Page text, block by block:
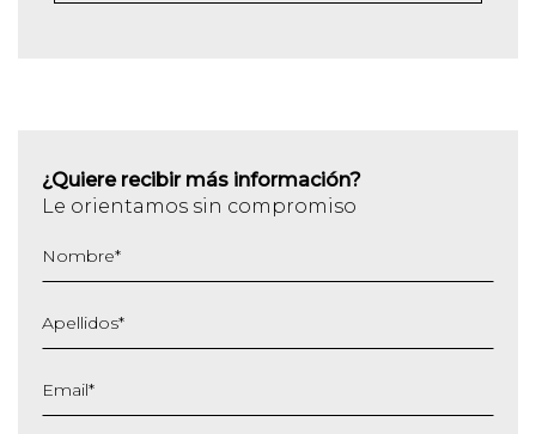
¿Quiere recibir más información?
Le orientamos sin compromiso
Nombre*
Apellidos*
Email*